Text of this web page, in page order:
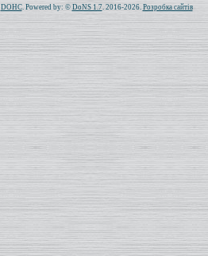
DOHC. Powered by: © DoNS 1.7. 2016-2026. Розробка сайтів